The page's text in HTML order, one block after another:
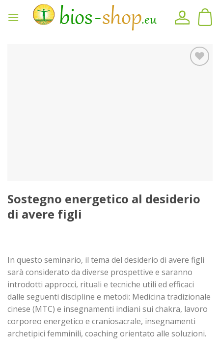
Sostegno energetico al desiderio
di avere figli
In questo seminario, il tema del desiderio di avere figli
sarà considerato da diverse prospettive e saranno
introdotti approcci, rituali e tecniche utili ed efficaci
dalle seguenti discipline e metodi: Medicina tradizionale
cinese (MTC) e insegnamenti indiani sui chakra, lavoro
corporeo energetico e craniosacrale, insegnamenti
archetipici femminili, coaching orientato alle soluzioni.